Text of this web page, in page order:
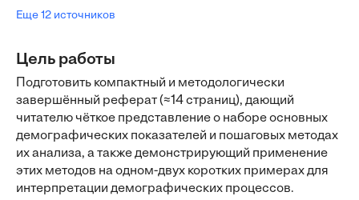
Еще 12 источников
Цель работы
Подготовить компактный и методологически
завершённый реферат (≈14 страниц), дающий
читателю чёткое представление о наборе основных
демографических показателей и пошаговых методах
их анализа, а также демонстрирующий применение
этих методов на одном-двух коротких примерах для
интерпретации демографических процессов.